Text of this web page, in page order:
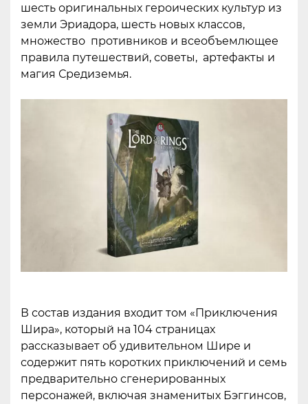
шесть оригинальных героических культур из
земли Эриадора, шесть новых классов,
множество противников и всеобъемлющее
правила путешествий, советы, артефакты и
магия Средиземья.
В состав издания входит том «Приключения
Шира», который на 104 страницах
рассказывает об удивительном Шире и
содержит пять коротких приключений и семь
предварительно сгенерированных
персонажей, включая знаменитых Бэггинсов,